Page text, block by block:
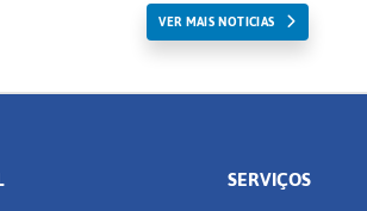
VER MAIS NOTICIAS
SERVIÇOS